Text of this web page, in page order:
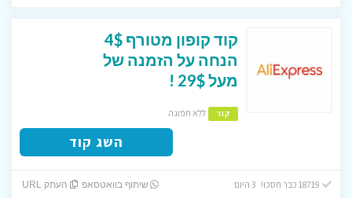
קוד קופון מטורף 4$
הנחה על הזמנה של
מעל 29$ !
קוד ללא תפוגה
השג קוד
שיתוף בוואטסאפ העתק URL